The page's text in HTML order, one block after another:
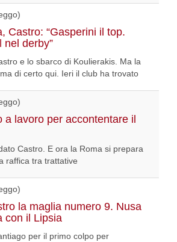
Castro: “Gasperini il top.
nel derby”
e lo sbarco di Koulierakis. Ma la
di certo qui. Ieri il club ha trovato
a lavoro per accontentare il
Castro. E ora la Roma si prepara
raffica tra trattative
la maglia numero 9. Nusa
con il Lipsia
per il primo colpo per